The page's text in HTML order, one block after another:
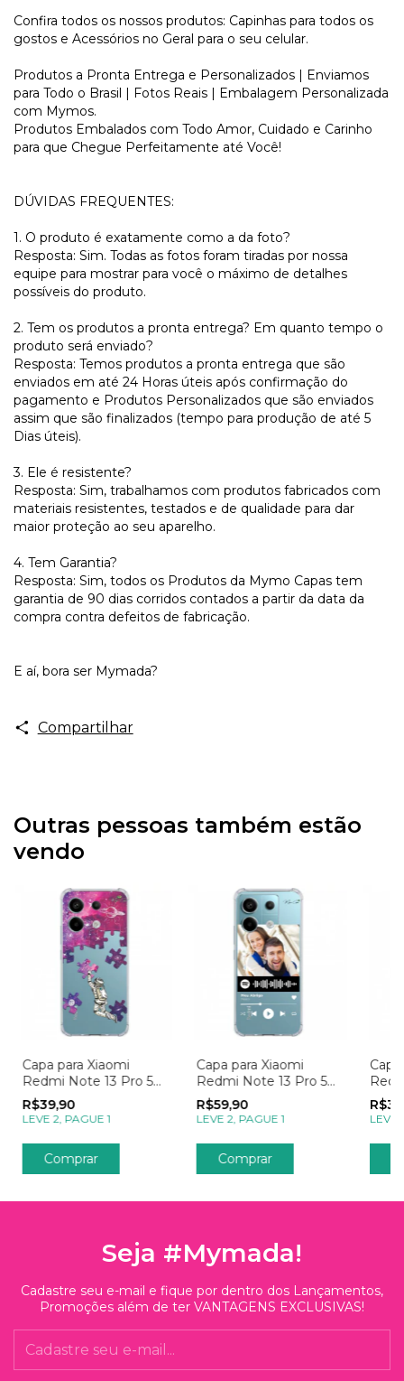
Confira todos os nossos produtos: Capinhas para todos os
gostos e Acessórios no Geral para o seu celular.
Produtos a Pronta Entrega e Personalizados | Enviamos
para Todo o Brasil | Fotos Reais | Embalagem Personalizada
com Mymos.
Produtos Embalados com Todo Amor, Cuidado e Carinho
para que Chegue Perfeitamente até Você!
DÚVIDAS FREQUENTES:
1. O produto é exatamente como a da foto?
Resposta: Sim. Todas as fotos foram tiradas por nossa
equipe para mostrar para você o máximo de detalhes
possíveis do produto.
2. Tem os produtos a pronta entrega? Em quanto tempo o
produto será enviado?
Resposta: Temos produtos a pronta entrega que são
enviados em até 24 Horas úteis após confirmação do
pagamento e Produtos Personalizados que são enviados
assim que são finalizados (tempo para produção de até 5
Dias úteis).
3. Ele é resistente?
Resposta: Sim, trabalhamos com produtos fabricados com
materiais resistentes, testados e de qualidade para dar
maior proteção ao seu aparelho.
4. Tem Garantia?
Resposta: Sim, todos os Produtos da Mymo Capas tem
garantia de 90 dias corridos contados a partir da data da
compra contra defeitos de fabricação.
E aí, bora ser Mymada?
Compartilhar
Outras pessoas também estão
vendo
Capa para Xiaomi
Redmi Note 13 Pro 5g
Galáxia Explorando o
Universo Rosa
R$39,90
LEVE 2, PAGUE 1
Comprar
Capa para Xiaomi
Redmi Note 13 Pro 5g
com Foto Momentos
Spotify
R$59,90
LEVE 2, PAGUE 1
Comprar
LEVE
Seja #Mymada!
Cadastre seu e-mail e fique por dentro dos Lançamentos,
Promoções além de ter VANTAGENS EXCLUSIVAS!